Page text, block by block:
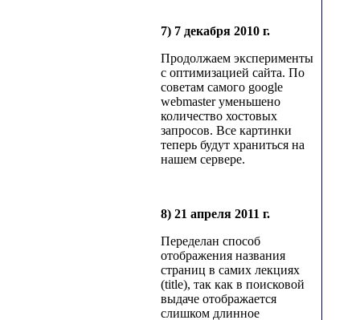
7) 7 декабря 2010 г.
Продолжаем эксперименты
с оптимизацией сайта. По
советам самого google
webmaster уменьшено
количество хостовых
запросов. Все картинки
теперь будут храниться на
нашем сервере.
8) 21 апреля 2011 г.
Переделан способ
отображения названия
страниц в самих лекциях
(title), так как в поисковой
выдаче отображается
слишком длинное